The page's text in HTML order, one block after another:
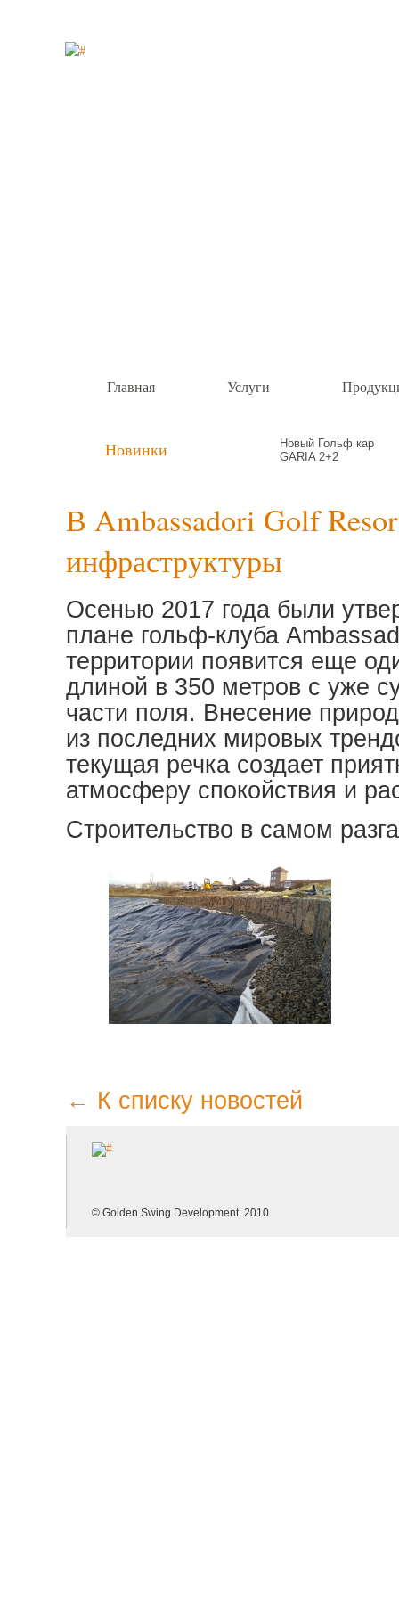
Главная Услуги
Новинки
Новый Гольф кар
GARIA 2+2
В Ambassadori Golf
инфраструктуры
Осенью 2017 года были
плане гольф-клуба
территории появится еще
длиной в 350 метров с уже
части поля. Внесение
из последних мировых
текущая речка создает
атмосферу спокойствия и
Строительство в самом
← К списку новостей
© Golden Swing Development. 2010